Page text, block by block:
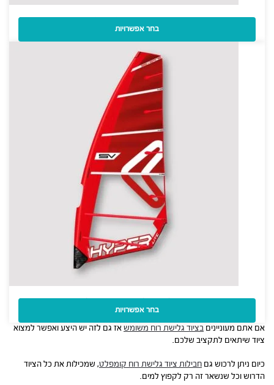
בחר אפשרויות
בחר אפשרויות
אם אתם מעוניינים בציוד גלישת רוח משומש אז גם לזה יש היצע ואפשר למצוא
ציוד שיתאים לתקציב שלכם.
כיום ניתן לרכוש גם חבילות ציוד גלישת רוח קומפלט, שמכילות את כל הציוד
הדרוש וכל שנשאר זה רק לקפוץ למים.